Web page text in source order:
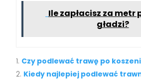
Ile zapłacisz za metr
gładzi?
Czy podlewać trawę po
Kiedy najlepiej podlewać